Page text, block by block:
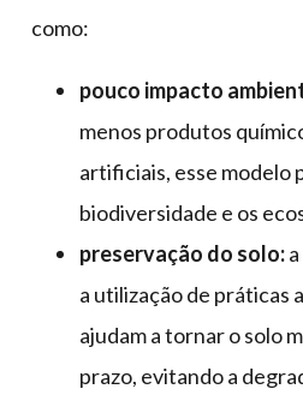
como:
pouco impacto
menos produtos
artificiais, esse modelo
biodiversidade e os
preservação do solo:
a utilização de práticas
ajudam a tornar o solo
prazo, evitando a